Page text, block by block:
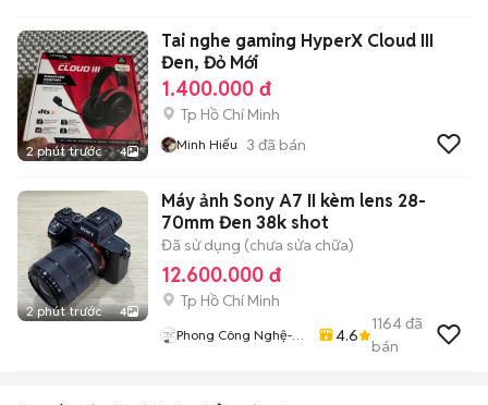
2 phút trước 4
Tai nghe gaming HyperX Cloud III
Đen, Đỏ Mới
1.400.000 đ
Tp Hồ Chí Minh
Minh Hiếu 3 đã bán
2 phút trước 4
Máy ảnh Sony A7 II kèm lens 28-
70mm Đen 38k shot
Đã sử dụng (chưa sửa chữa)
12.600.000 đ
Tp Hồ Chí Minh
Phong Công Nghệ-
4.6
1164đã
bán